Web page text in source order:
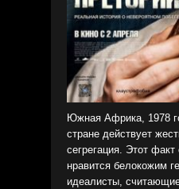
Южная Африка, 1978
стране действует
сегрегация. Этот
нравится белокожим
идеалисты,